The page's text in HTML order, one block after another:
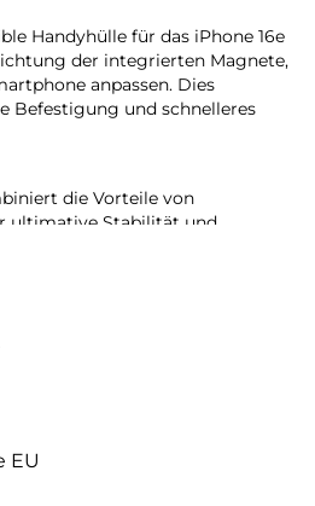
Handyhülle für das iPhone 16e
der integrierten Magnete,
anpassen. Dies
Befestigung und schnelleres
die Vorteile von
ultimative Stabilität und
verleiht der Hülle eine
besitzt, Stöße effektiv zu
vor versehentlichen Stürzen zu
16e Schutzhülle bewahrt das
Mit ihrem transparenten
deines Mobilgeräts sichtbar,
einzugehen. Genieße den
EU